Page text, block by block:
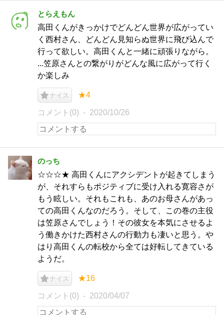
とらえもん
高田くんがきっかけでどんどん世界が広がってい
く西村さん、どんどん見知らぬ世界に飛び込んで
行って欲しい。高田くんと一緒に頑張りながら。
...笠原さんとの繋がりがどんな風に広がって行く
か楽しみ
ナイス ★4
コメント(0) 2020/10/26
のっち
☆☆☆★ 高田くんにアクシデントが起きてしまう
が、それすらもポジティブに受け入れる寛容さが
もう眩しい。それもこれも、あのお母さんがあっ
ての高田くんなのだろう。そして、この巻の主役
は笠原さんでしょう！その彼女を本気にさせるよ
う働きかけた西村さんの行動力も凄いと思う。や
はり高田くんの転校から全ては好転してきている
ようだ。
ナイス ★16
コメント(0) 2020/04/07